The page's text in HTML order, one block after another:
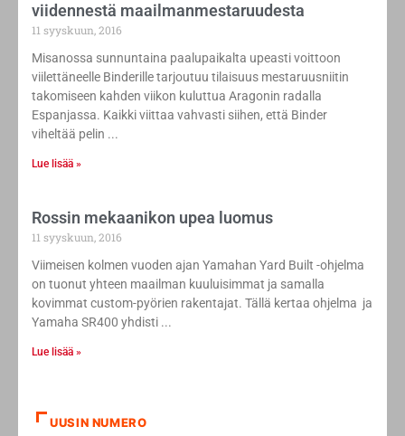
viidennestä maailmanmestaruudesta
11 syyskuun, 2016
Misanossa sunnuntaina paalupaikalta upeasti voittoon
viilettäneelle Binderille tarjoutuu tilaisuus mestaruusniitin
takomiseen kahden viikon kuluttua Aragonin radalla
Espanjassa. Kaikki viittaa vahvasti siihen, että Binder
viheltää pelin
Lue lisää »
Rossin mekaanikon upea luomus
11 syyskuun, 2016
Viimeisen kolmen vuoden ajan Yamahan Yard Built -ohjelma
on tuonut yhteen maailman kuuluisimmat ja samalla
kovimmat custom-pyörien rakentajat. Tällä kertaa ohjelma ja
Yamaha SR400 yhdisti
Lue lisää »
UUSIN NUMERO